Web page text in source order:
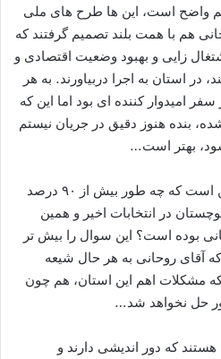
واضح است، این ها طرح های ملی
هم با همت بلند تصمیم گرفتند که
زایی و بهبود وضعیت اقتصادی و
استان به اجرا دربیاورند. به هر
امیدوار کننده ای بود اما این که
بنده هنوز دقیق در جریان نیستم
بهتر است…
سوالی که مطرح می شود، این است که چه طور بیش از ۹۰ درصد
در انتخابات اخیر و همین
بوده است؟ این سوال را بیش تر
آقای روحانی به هر حال شیعه
که مشکلات اهم این استان، هم چون
حل نخواهد شد…
که دور اندیشی دارند و